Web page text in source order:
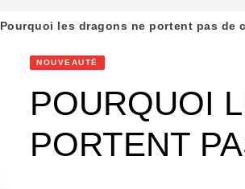
Pourquoi les dragons ne portent pas de
NOUVEAUTÉ
POURQUOI
PORTENT